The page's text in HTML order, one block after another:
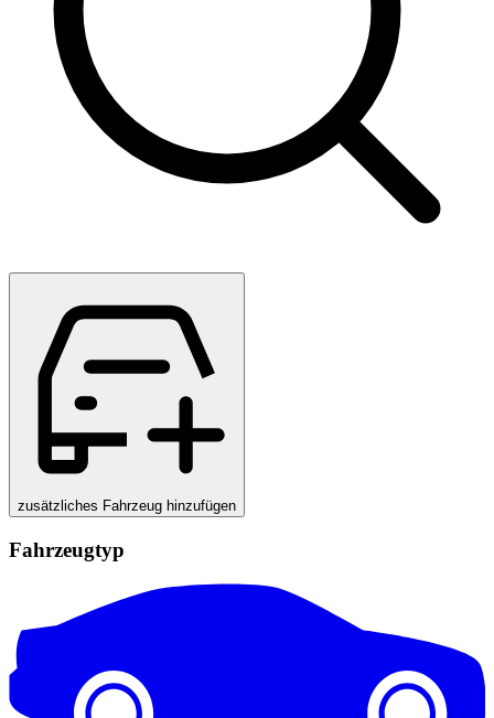
zusätzliches Fahrzeug hinzufügen
Fahrzeugtyp